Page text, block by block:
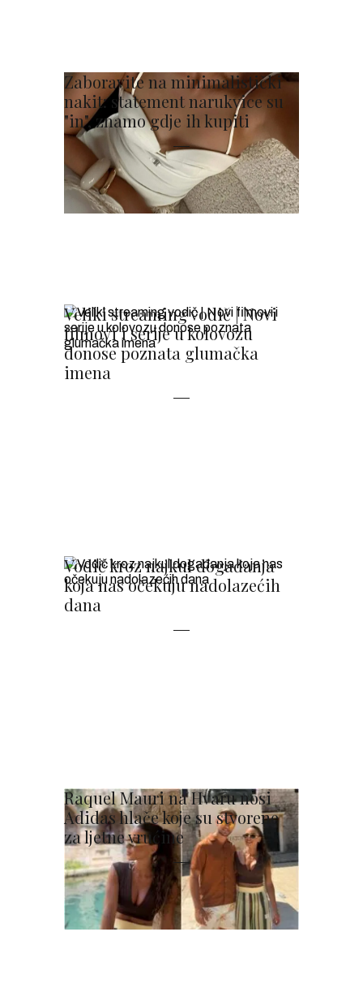
Zaboravite na minimalistički
nakit: statement narukvice su
"in", znamo gdje ih kupiti
Veliki streaming vodič | Novi
filmovi i serije u kolovozu
donose poznata glumačka
imena
Vodič kroz najkul događanja
koja nas očekuju nadolazećih
dana
Raquel Mauri na Hvaru nosi
Adidas hlače koje su stvorene
za ljetne vrućine